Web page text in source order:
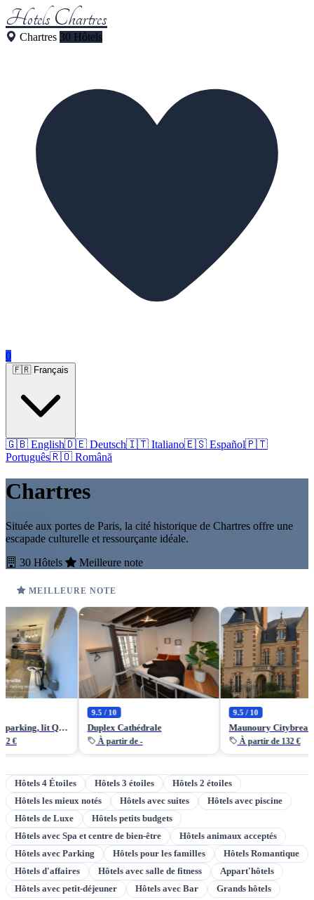
Hotels Chartres
Chartres 30 Hôtels
0
🇬🇧 English🇩🇪 Deutsch🇮🇹 Italiano🇪🇸 Español🇵🇹
Português🇷🇴 Română
Chartres
Située aux portes de Paris, la cité historique de Chartres offre une
escapade culturelle et ressourçante idéale.
30 Hôtels
Meilleure note
MEILLEURE NOTE
Studio central, parking, lit Queen size par ALP Chartres Duplex Cathédrale
À partir de -
Maunoury Citybreak
À partir de 132 €
Hôtels 4 Étoiles Hôtels 3 étoiles
Hôtels 2 étoiles
Hôtels les mieux notés
Hôtels avec suites
Hôtels avec piscine
Hôtels de Luxe
Hôtels petits budgets
Hôtels avec Spa et centre de bien-être
Hôtels animaux acceptés
Hôtels avec Parking
Hôtels pour les familles
Hôtels Romantique
Hôtels d'affaires
Hôtels avec salle de fitness
Appart'hôtels
Hôtels avec petit-déjeuner
Hôtels avec Bar Grands hôtels